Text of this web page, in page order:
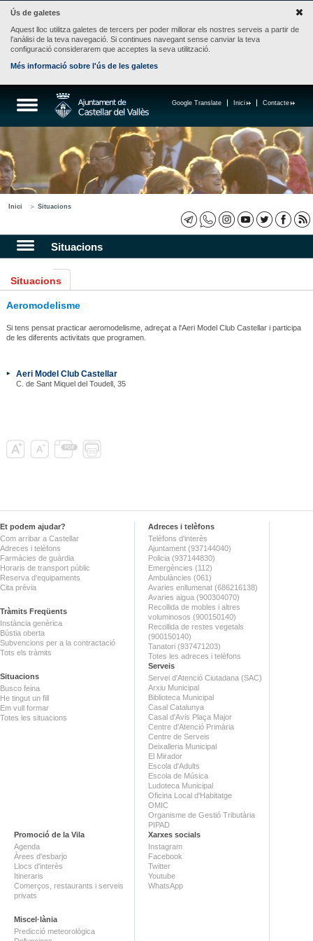
Ús de galetes
Aquest lloc utilitza galetes de tercers per poder millorar els nostres serveis a partir de
l'anàlisi de la teva navegació. Si continues navegant sense canviar la teva
configuració considerarem que acceptes la seva utilització.
Més informació sobre l'ús de les galetes
Contacte
Inici
Google Translate
Inici Situacions
Situacions
Situacions
Aeromodelisme
Si tens pensat practicar aeromodelisme, adreçat a l'Aeri Model Club Castellar i participa
de les diferents activitats que programen.
Aeri Model Club Castellar
C. de Sant Miquel del Toudell, 35
Et podem ajudar?
Com arribar a Castellar
Adreces i telèfons
Farmàcies de guàrdia
Horaris de transport públic
Reserva d'equipaments
Cita prèvia
Tràmits Freqüents
Instància genèrica
Bústia oberta
Subvencions per a la contractació
Tots els tràmits
Situacions
Busco feina
He tingut un fill
Em vull formar
Totes les situacions
Adreces i telèfons
Telèfons d'interès
Ajuntament (937144040)
Policia (937144830)
Emergències (112)
Ambulàncies (061)
Avaries enllumenat (686216138)
Avaries aigua (900304070)
Recollida de mobles i altres
voluminosos (900150140)
Recollida de restes vegetals
(900150140)
Tanatori (937471203)
Totes les adreces i telèfons
Serveis
Servei d'Atenció Ciutadana (SAC)
Arxiu Municipal
Biblioteca Municipal
Casal Catalunya
Casal d'Avis Plaça Major
Centre d'Atenció Primària
Centre de Serveis
Deixalleria Municipal
El Mirador
Escola d'Adults
Escola de Música
Ludoteca Municipal
Oficina Local d'Habitatge
OMIC
Organisme de Gestió Tributària
PIPAD
Promoció de la Vila
Agenda
Àrees d'esbarjo
Llocs d'interès
Itineraris
Comerços, restaurants i serveis
privats
Miscel·lània
Predicció meteorològica
Xarxes socials
Instagram
Facebook
Twitter
Youtube
WhatsApp